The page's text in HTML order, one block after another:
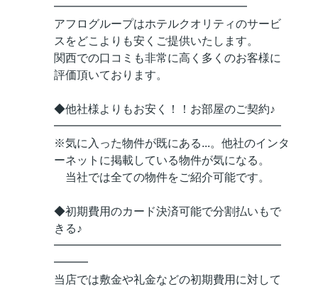
━━━━━━━━━━━━━━━━━
アフログループはホテルクオリティのサービ
スをどこよりも安くご提供いたします。
関西での口コミも非常に高く多くのお客様に
評価頂いております。
◆他社様よりもお安く！！お部屋のご契約♪
━━━━━━━━━━━━━━━━━━━━
※気に入った物件が既にある...。他社のインタ
ーネットに掲載している物件が気になる。
当社では全ての物件をご紹介可能です。
◆初期費用のカード決済可能で分割払いもで
きる♪
━━━━━━━━━━━━━━━━━━━━
━━━
当店では敷金や礼金などの初期費用に対して